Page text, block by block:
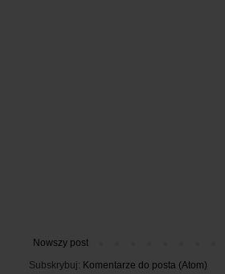
Nowszy post
Subskrybuj: Komentarze do posta (Atom)